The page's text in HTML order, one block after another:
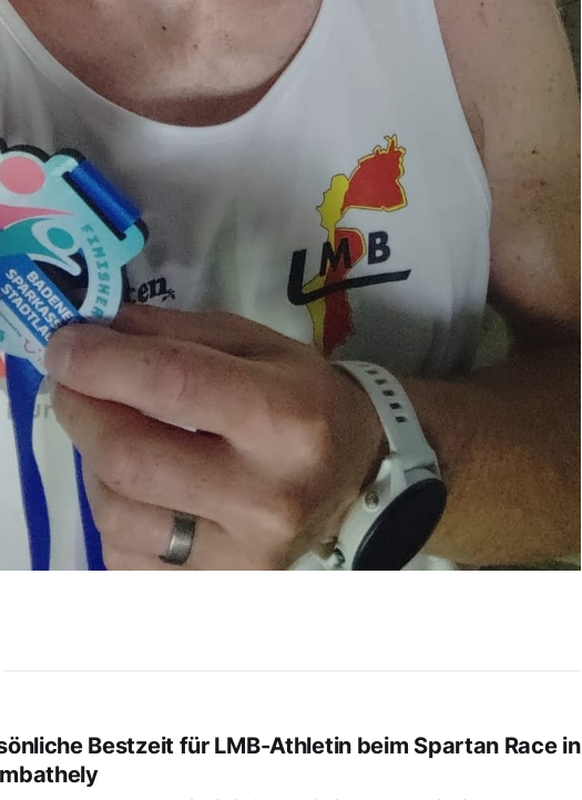
Bestzeit für LMB-Athletin beim Spartan Race in